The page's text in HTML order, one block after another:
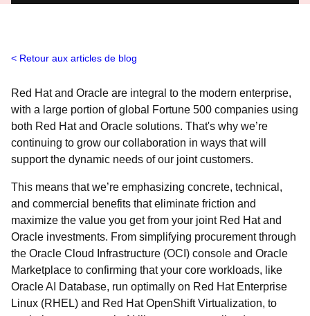
Retour aux articles de blog
Red Hat and Oracle are integral to the modern enterprise,
with a large portion of global Fortune 500 companies using
both Red Hat and Oracle solutions. That's why we’re
continuing to grow our collaboration in ways that will
support the dynamic needs of our joint customers.
This means that we’re emphasizing concrete, technical,
and commercial benefits that eliminate friction and
maximize the value you get from your joint Red Hat and
Oracle investments. From simplifying procurement through
the Oracle Cloud Infrastructure (OCI) console and Oracle
Marketplace to confirming that your core workloads, like
Oracle AI Database, run optimally on Red Hat Enterprise
Linux (RHEL) and Red Hat OpenShift Virtualization, to